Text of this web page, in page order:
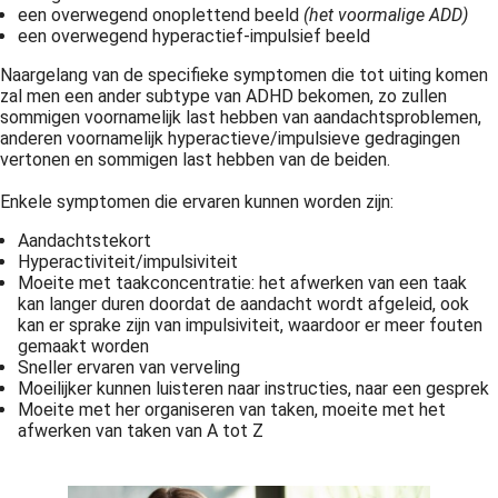
een overwegend onoplettend beeld (het voormalige ADD)
een overwegend hyperactief-impulsief beeld
Naargelang van de specifieke symptomen die tot uiting komen
zal men een ander subtype van ADHD bekomen, zo zullen
sommigen voornamelijk last hebben van aandachtsproblemen,
anderen voornamelijk hyperactieve/impulsieve gedragingen
vertonen en sommigen last hebben van de beiden.
Enkele symptomen die ervaren kunnen worden zijn:
Aandachtstekort
Hyperactiviteit/impulsiviteit
Moeite met taakconcentratie: het afwerken van een taak
kan langer duren doordat de aandacht wordt afgeleid, ook
kan er sprake zijn van impulsiviteit, waardoor er meer fouten
gemaakt worden
Sneller ervaren van verveling
Moeilijker kunnen luisteren naar instructies, naar een gesprek
Moeite met her organiseren van taken, moeite met het
afwerken van taken van A tot Z